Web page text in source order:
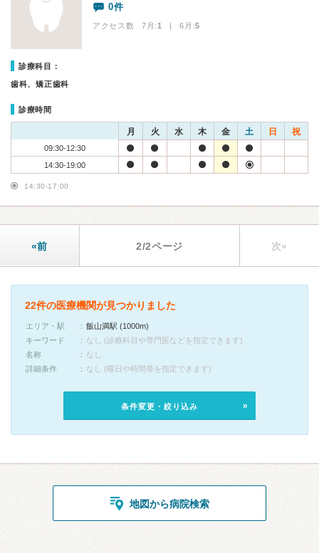
0件
アクセス数 7月:1 | 6月:5
診療科目：
歯科、矯正歯科
診療時間
月 火 水 木 金 土 日 祝
09:30-12:30
14:30-19:00
14:30-17:00
«前 2/2ページ 次»
22件の医療機関が見つかりました
エリア・駅
飯山満駅 (1000m)
キーワード
なし (診療科目や専門医などを指定できます)
名称
なし
詳細条件
なし (曜日や時間帯を指定できます)
条件変更・絞り込み
地図から病院検索